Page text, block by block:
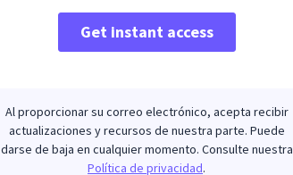
Al proporcionar su correo electrónico, acepta recibir
actualizaciones y recursos de nuestra parte. Puede
darse de baja en cualquier momento. Consulte nuestra
Política de privacidad.